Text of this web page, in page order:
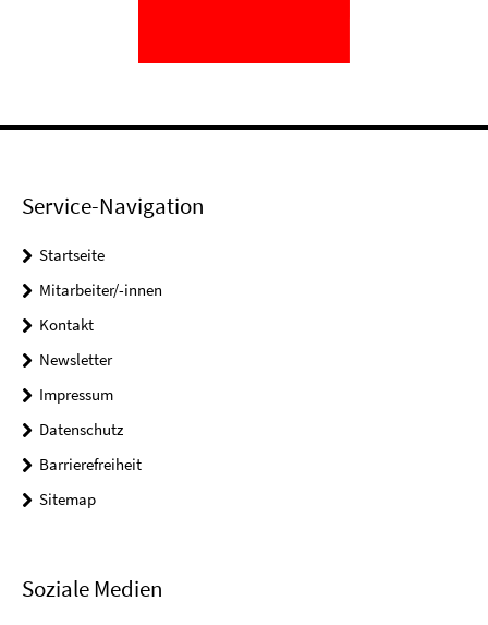
Service-Navigation
Startseite
Mitarbeiter/-innen
Kontakt
Newsletter
Impressum
Datenschutz
Barrierefreiheit
Sitemap
Soziale Medien